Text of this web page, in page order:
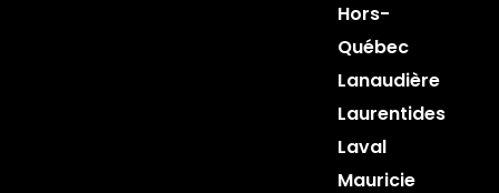
Hors-
Québec
Lanaudière
Laurentides
Laval
Mauricie